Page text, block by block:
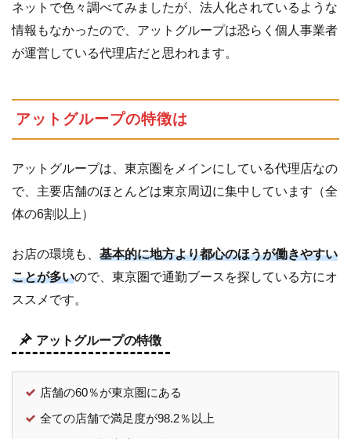
い
4 チ
ガ
ー
ル
定
店
と
は
4.1 認
店
舗
は
ア
ッ
ト
ネットで色々調べてみましたが、法人化されているような
情報もなかったので、アットグループは恐らく個人事業者
が運営している代理店だと思われます。
アットグループの特徴は
アットグループは、東京圏をメインにしている代理店なの
で、主要店舗のほとんどは東京周辺に集中しています（全
体の6割以上）
お店の環境も、 基本的に地方より都心のほうが働きやすい
ことが多いので、東京圏で通勤ブースを探している方にオ
ススメです。
アットグループの特徴
店舗の60％が東京圏にある
全ての店舗で満足度が98.2％以上